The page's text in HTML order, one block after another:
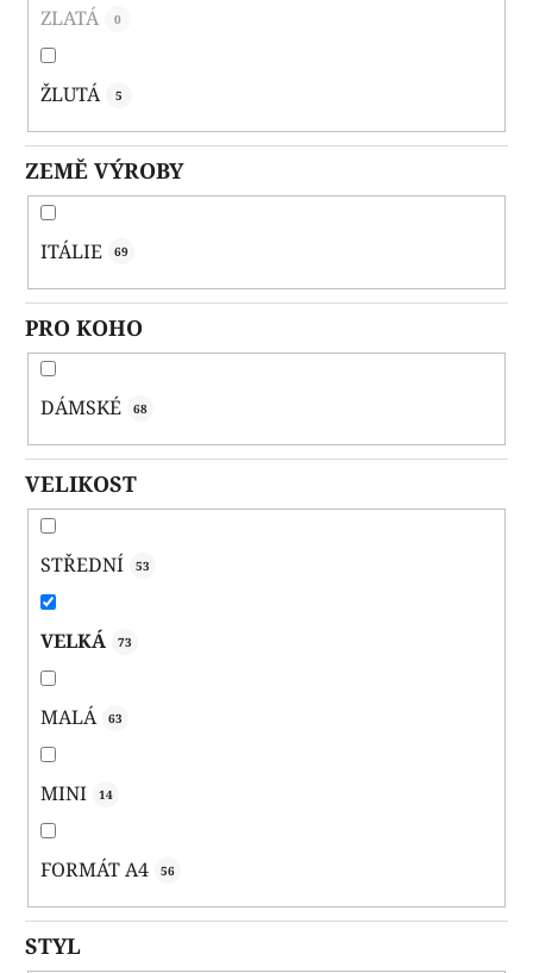
ZLATÁ 0
ŽLUTÁ 5
ZEMĚ VÝROBY
ITÁLIE 69
PRO KOHO
DÁMSKÉ 68
VELIKOST
STŘEDNÍ 53
VELKÁ 73
MALÁ 63
MINI 14
FORMÁT A4 56
STYL